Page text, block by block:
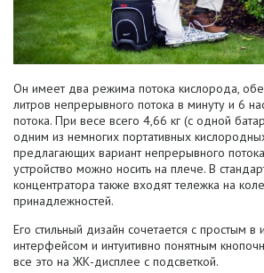
Он имеет два режима потока кислорода,
литров непрерывного потока в минуту и 6
потока. При весе всего 4,66 кг (с одной
одним из немногих портативных
предлагающих вариант непрерывного
устройство можно носить на плече. В
концентратора также входят тележка на
принадлежностей.
Его стильный дизайн сочетается с простым в
интерфейсом и интуитивно понятным
все это на ЖК-дисплее с подсветкой.